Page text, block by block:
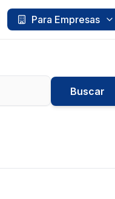
Para Empresas
Buscar